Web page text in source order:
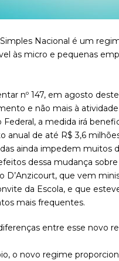
Nacional é um
às micro e pequenas
nº 147, em agosto
e não mais à
a medida irá
anual de até R$ 3,6
ainda impedem muitos
dessa mudança
que vem
da Escola, e que
mais frequentes.
entre esse novo
o novo regime